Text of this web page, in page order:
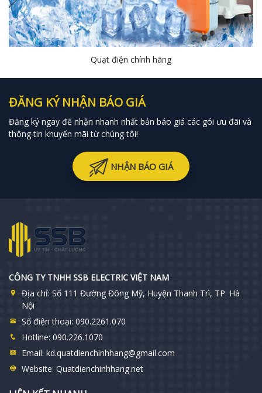
Quạt điện chính hãng
ĐĂNG KÝ NHẬN BÁO GIÁ
Đăng ký ngay để nhận nhanh nhất bản báo giá các gói ưu đãi và
thông tin khuyến mãi từ chúng tôi!
NHẬN BÁO GIÁ
CÔNG TY TNHH SSB ELECTRIC VIỆT NAM
Địa chỉ: Số 111 Đường Đông Mỹ, Huyện Thanh Trì, TP. Hà
Nội
Số điện thoại: 090.2261.070
Hotline: 090.226.1070
Email: kd.quatdienchinhhang@gmail.com
Website: Quatdienchinhhang.net